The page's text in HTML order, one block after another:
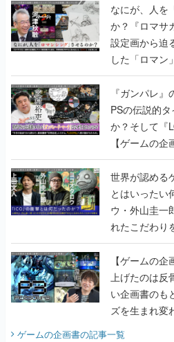
なにが、人を
か？『ロマサ
設定画から迫
した「ロマン
書】
『ガンパレ
PSの伝説的
か？そして『
【ゲームの企
世界が認める
とはいったい
ウ・外山圭一
れたこだわり
画書】
【ゲームの
上げたのは反
い企画書のも
ズを生まれ変
ビュー】
ゲームの企画書の記事一覧